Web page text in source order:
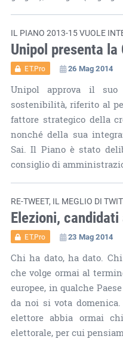
IL PIANO 2013-15 VUOLE
Unipol presenta
ET.Pro 26 Mag 2014
Unipol approva il suo
sostenibilità, riferito al
fattore strategico della
nonché della sua
Sai. Il Piano è stato
consiglio di
RE-TWEET, IL MEGLIO DI
Elezioni, candidati
ET.Pro 23 Mag 2014
Chi ha dato, ha dato.
che volge ormai al
europee, in qualche
da noi si vota
elettore abbia ormai
elettorale, per cui